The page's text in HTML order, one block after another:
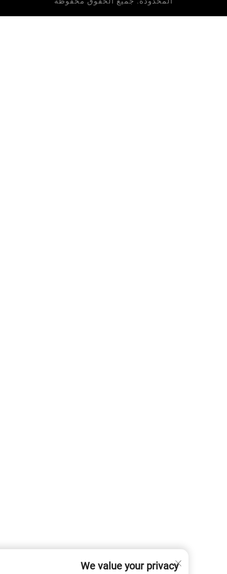
We value your privacy